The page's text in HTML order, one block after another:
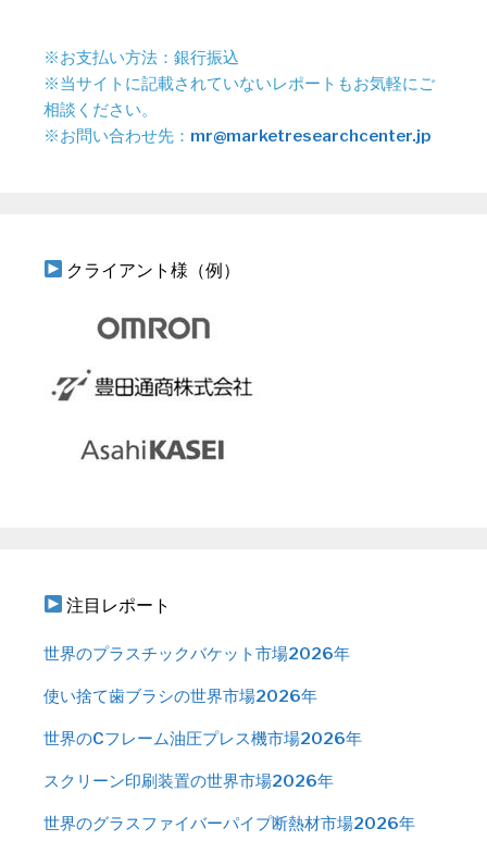
※お支払い方法：銀行振込
※当サイトに記載されていないレポートもお気軽にご
相談ください。
※お問い合わせ先： mr@marketresearchcenter.jp
クライアント様（例）
注目レポート
世界のプラスチックバケット市場2026年
使い捨て歯ブラシの世界市場2026年
世界のCフレーム油圧プレス機市場2026年
スクリーン印刷装置の世界市場2026年
世界のグラスファイバーパイプ断熱材市場2026年